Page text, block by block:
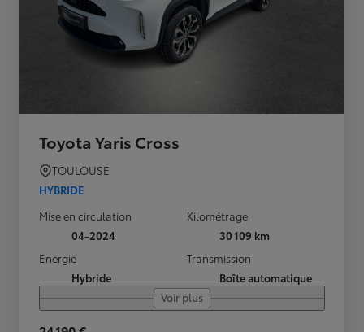
Toyota Yaris Cross
TOULOUSE
HYBRIDE
Mise en circulation
04-2024
Kilométrage
30 109 km
Energie
Hybride
Transmission
Boîte automatique
Voir plus